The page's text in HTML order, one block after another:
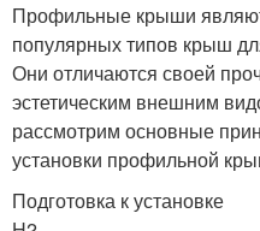
Профильные крыши
популярных типов крыш
Они отличаются своей
эстетическим внешним
рассмотрим основные
установки профильной
Подготовка к установке